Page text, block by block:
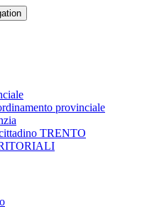
provinciale
TRENTO